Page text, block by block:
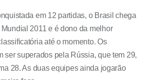
em 12 partidas, o Brasil chega
2011 e é dono da melhor
até o momento. Os
ser superados pela Rússia, que tem 29,
28. As duas equipes ainda jogarão